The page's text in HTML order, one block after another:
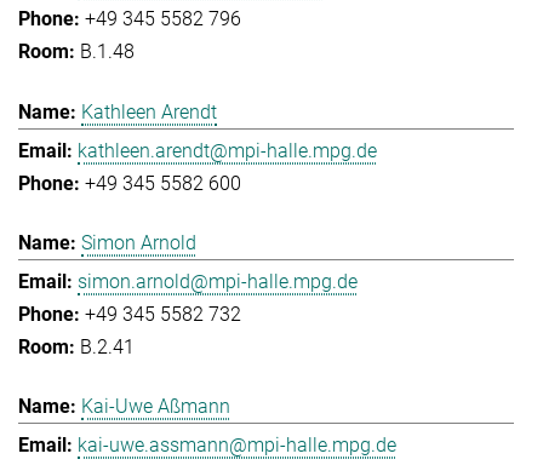
+49 345 5582 796
B.1.48
Kathleen Arendt
kathleen.arendt@mpi-halle.mpg.de
+49 345 5582 600
Simon Arnold
simon.arnold@mpi-halle.mpg.de
+49 345 5582 732
B.2.41
Kai-Uwe Aßmann
kai-uwe.assmann@mpi-halle.mpg.de